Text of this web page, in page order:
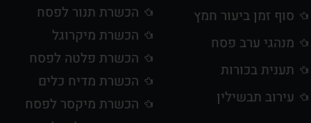
סוף זמן ביעור חמץ
מנהגי ערב פסח
תענית בכורות
עירוב תבשילין
הכשרת תנור לפסח
הכשרת מיקרוגל
הכשרת פלטה לפסח
הכשרת מדיח כלים
הכשרת מיקסר לפסח